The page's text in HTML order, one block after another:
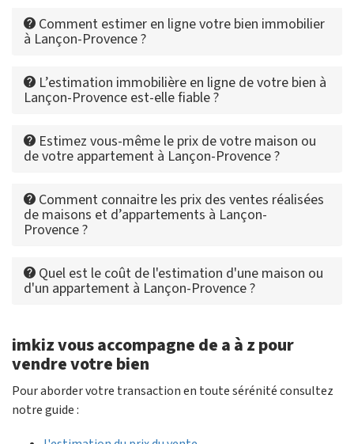
Comment estimer en ligne votre bien immobilier
à Lançon-Provence ?
L’estimation immobilière en ligne de votre bien à
Lançon-Provence est-elle fiable ?
Estimez vous-même le prix de votre maison ou
de votre appartement à Lançon-Provence ?
Comment connaitre les prix des ventes réalisées
de maisons et d’appartements à Lançon-
Provence ?
Quel est le coût de l'estimation d'une maison ou
d'un appartement à Lançon-Provence ?
imkiz vous accompagne de a à z pour
vendre votre bien
Pour aborder votre transaction en toute sérénité consultez
notre guide :